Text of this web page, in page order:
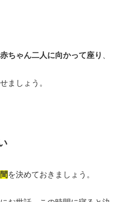
赤ちゃん二人に向かって座り
ましょう。
を決めておきましょう。